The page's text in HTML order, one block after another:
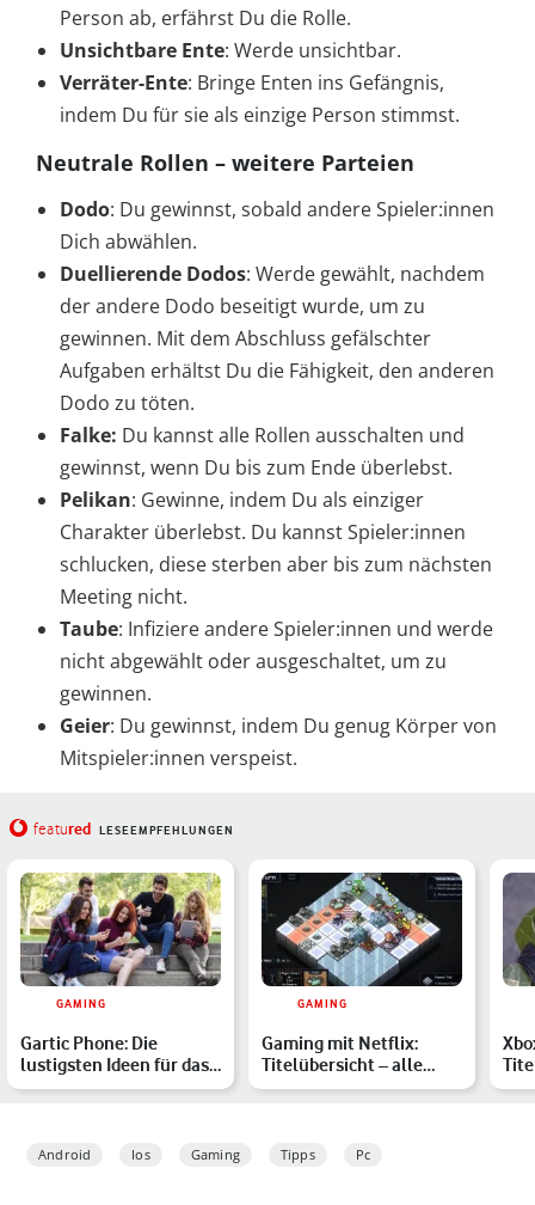
Person ab, erfährst Du die Rolle.
Unsichtbare Ente: Werde unsichtbar.
Verräter-Ente: Bringe Enten ins Gefängnis,
indem Du für sie als einzige Person stimmst.
Neutrale Rollen – weitere Parteien
Dodo: Du gewinnst, sobald andere Spieler:innen
Dich abwählen.
Duellierende Dodos: Werde gewählt, nachdem
der andere Dodo beseitigt wurde, um zu
gewinnen. Mit dem Abschluss gefälschter
Aufgaben erhältst Du die Fähigkeit, den anderen
Dodo zu töten.
Falke: Du kannst alle Rollen ausschalten und
gewinnst, wenn Du bis zum Ende überlebst.
Pelikan: Gewinne, indem Du als einziger
Charakter überlebst. Du kannst Spieler:innen
schlucken, diese sterben aber bis zum nächsten
Meeting nicht.
Taube: Infiziere andere Spieler:innen und werde
nicht abgewählt oder ausgeschaltet, um zu
gewinnen.
Geier: Du gewinnst, indem Du genug Körper von
Mitspieler:innen verspeist.
featured LESEEMPFEHLUNGEN
GAMING
Gartic Phone: Die
lustigsten Ideen für das
Onlinespiel
GAMING
Gaming mit Netflix:
Titelübersicht – alle
Spiele, die im Abo enth…
Android Ios Gaming Tipps Pc